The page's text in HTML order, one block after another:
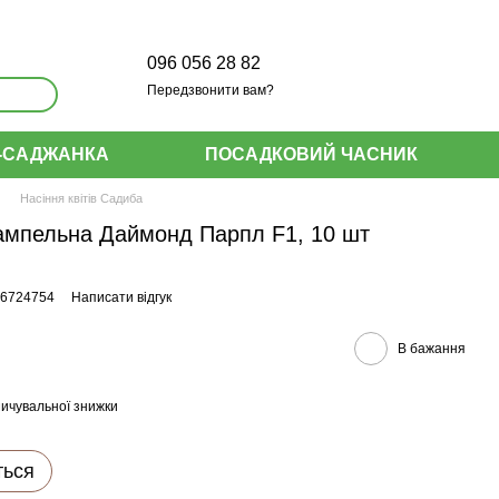
096 056 28 82
Передзвонити вам?
САДЖАНКА ПОСАДКОВИЙ ЧАСНИК
Насіння квітів Садиба
ампельна Даймонд Парпл F1, 10 шт
Написати відгук
В бажання
знижки